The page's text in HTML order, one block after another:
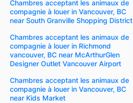
Chambres acceptant les animaux de
compagnie à louer in Vancouver, BC
near South Granville Shopping District
Chambres acceptant les animaux de
compagnie à louer in Richmond
vancouver, BC near McArthurGlen
Designer Outlet Vancouver Airport
Chambres acceptant les animaux de
compagnie à louer in Vancouver, BC
near Kids Market